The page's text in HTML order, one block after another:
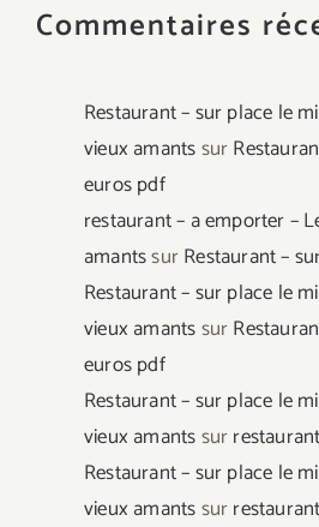
Commentaires
Restaurant – sur place le
vieux amantssur
euros pdf
restaurant – a emporter –
amantssurRestaurant –
Restaurant – sur place le
vieux amantssur
euros pdf
Restaurant – sur place le
vieux amantssur
Restaurant – sur place le
vieux amantssur